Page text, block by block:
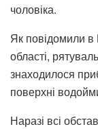
чоловіка.
Як повідомили в
області,
знаходилося
поверхні
Наразі всі